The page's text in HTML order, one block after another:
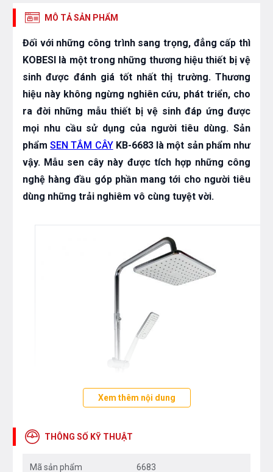
MÔ TẢ SẢN PHẨM
Đối với những công trình sang trọng, đẳng cấp thì
KOBESI là một trong những thương hiệu thiết bị vệ
sinh được đánh giá tốt nhất thị trường. Thương
hiệu này không ngừng nghiên cứu, phát triển, cho
ra đời những mẫu thiết bị vệ sinh đáp ứng được
mọi nhu cầu sử dụng của người tiêu dùng. Sản
phẩmSEN TẮM CÂYKB-6683 là một sản phẩm như
vậy. Mẫu sen cây này được tích hợp những công
nghệ hàng đầu góp phần mang tới cho người tiêu
dùng những trải nghiêm vô cùng tuyệt vời.
Xem thêm nội dung
THÔNG SỐ KỸ THUẬT
Mã sản phẩm 6683